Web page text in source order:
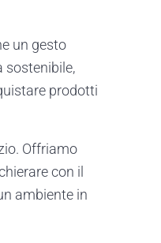
un gesto
sostenibile,
prodotti
Offriamo
con il
ambiente in